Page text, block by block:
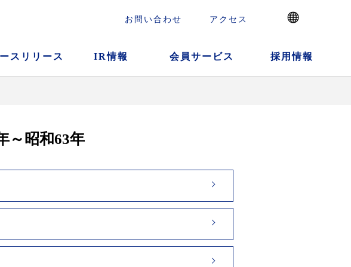
お問い合わせ アクセス
スリリース IR情報 会員サービス 採用情報
～昭和63年